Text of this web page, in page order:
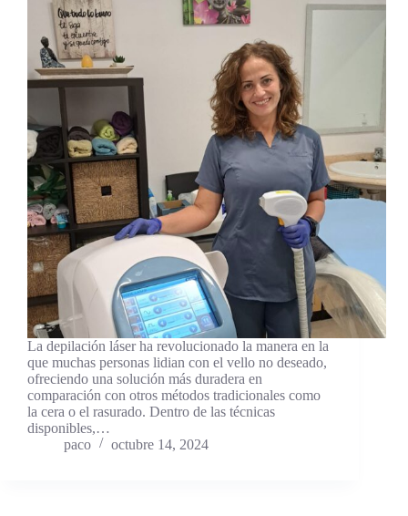
La depilación láser ha revolucionado la manera en la
que muchas personas lidian con el vello no deseado,
ofreciendo una solución más duradera en
comparación con otros métodos tradicionales como
la cera o el rasurado. Dentro de las técnicas
disponibles,…
paco
octubre 14, 2024